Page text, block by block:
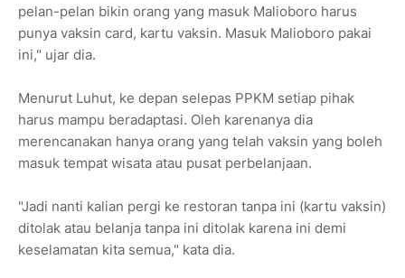
pelan-pelan bikin orang yang masuk Malioboro harus
punya vaksin card, kartu vaksin. Masuk Malioboro pakai
ini," ujar dia.
Menurut Luhut, ke depan selepas PPKM setiap pihak
harus mampu beradaptasi. Oleh karenanya dia
merencanakan hanya orang yang telah vaksin yang boleh
masuk tempat wisata atau pusat perbelanjaan.
"Jadi nanti kalian pergi ke restoran tanpa ini (kartu vaksin)
ditolak atau belanja tanpa ini ditolak karena ini demi
keselamatan kita semua," kata dia.